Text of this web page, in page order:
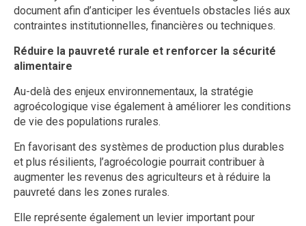
document afin d’anticiper les éventuels obstacles liés aux
contraintes institutionnelles, financières ou techniques.
Réduire la pauvreté rurale et renforcer la sécurité
alimentaire
Au-delà des enjeux environnementaux, la stratégie
agroécologique vise également à améliorer les conditions
de vie des populations rurales.
En favorisant des systèmes de production plus durables
et plus résilients, l’agroécologie pourrait contribuer à
augmenter les revenus des agriculteurs et à réduire la
pauvreté dans les zones rurales.
Elle représente également un levier important pour